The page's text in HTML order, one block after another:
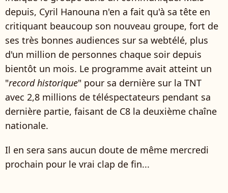
depuis, Cyril Hanouna n'en a fait qu'à sa tête en
critiquant beaucoup son nouveau groupe, fort de
ses très bonnes audiences sur sa webtélé, plus
d'un million de personnes chaque soir depuis
bientôt un mois. Le programme avait atteint un
"record historique" pour sa dernière sur la TNT
avec 2,8 millions de téléspectateurs pendant sa
dernière partie, faisant de C8 la deuxième chaîne
nationale.
Il en sera sans aucun doute de même mercredi
prochain pour le vrai clap de fin...